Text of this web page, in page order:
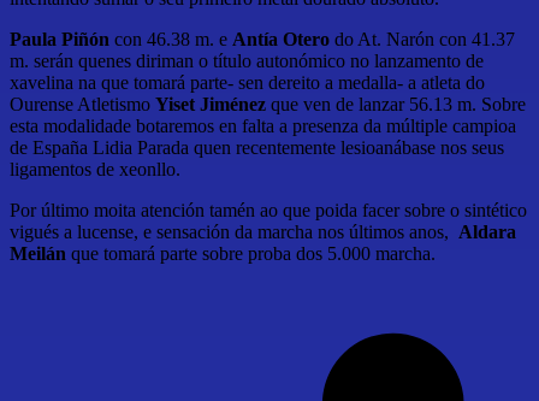
Paula Piñón con 46.38 m. e Antía Otero do At. Narón con 41.37
m. serán quenes diriman o título autonómico no lanzamento de
xavelina na que tomará parte- sen dereito a medalla- a atleta do
Ourense Atletismo Yiset Jiménez que ven de lanzar 56.13 m. Sobre
esta modalidade botaremos en falta a presenza da múltiple campioa
de España Lidia Parada quen recentemente lesioanábase nos seus
ligamentos de xeonllo.
Por último moita atención tamén ao que poida facer sobre o sintético
vigués a lucense, e sensación da marcha nos últimos anos, Aldara
Meilán que tomará parte sobre proba dos 5.000 marcha.